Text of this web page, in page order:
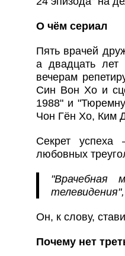
О чём сериал
Пять врачей
а двадцать
вечерам
Син Вон Хо и
1988" и
Чон Гён Хо, Ким
Секрет успеха
любовных
Он, к слову,
Почему нет